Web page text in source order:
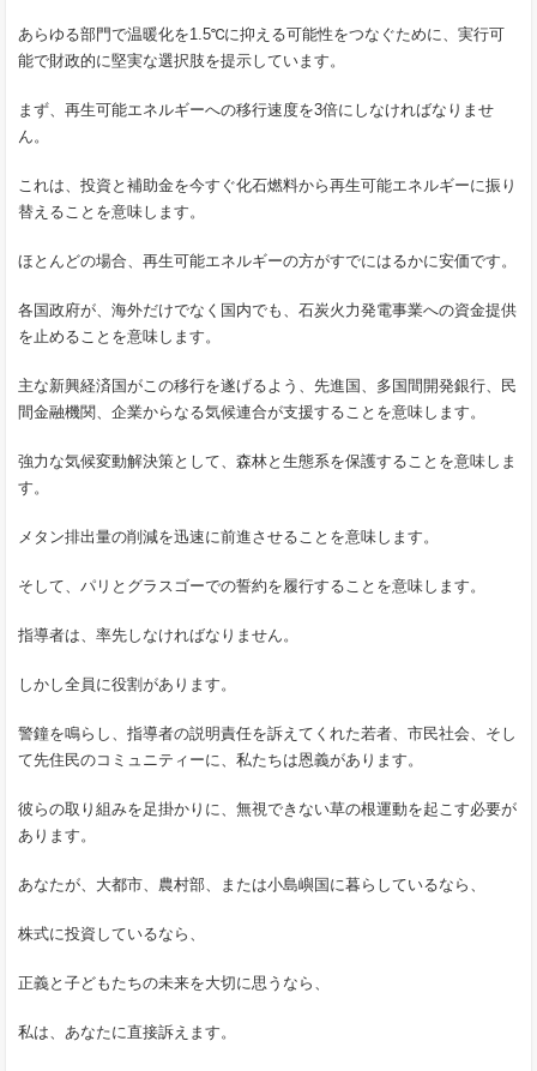
あらゆる部門で温暖化を1.5℃に抑える可能性をつなぐために、実行可
能で財政的に堅実な選択肢を提示しています。
まず、再生可能エネルギーへの移行速度を3倍にしなければなりませ
ん。
これは、投資と補助金を今すぐ化石燃料から再生可能エネルギーに振り
替えることを意味します。
ほとんどの場合、再生可能エネルギーの方がすでにはるかに安価です。
各国政府が、海外だけでなく国内でも、石炭火力発電事業への資金提供
を止めることを意味します。
主な新興経済国がこの移行を遂げるよう、先進国、多国間開発銀行、民
間金融機関、企業からなる気候連合が支援することを意味します。
強力な気候変動解決策として、森林と生態系を保護することを意味しま
す。
メタン排出量の削減を迅速に前進させることを意味します。
そして、パリとグラスゴーでの誓約を履行することを意味します。
指導者は、率先しなければなりません。
しかし全員に役割があります。
警鐘を鳴らし、指導者の説明責任を訴えてくれた若者、市民社会、そし
て先住民のコミュニティーに、私たちは恩義があります。
彼らの取り組みを足掛かりに、無視できない草の根運動を起こす必要が
あります。
あなたが、大都市、農村部、または小島嶼国に暮らしているなら、
株式に投資しているなら、
正義と子どもたちの未来を大切に思うなら、
私は、あなたに直接訴えます。